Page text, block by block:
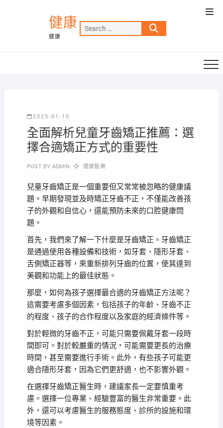
健康
健康
Search
…
2025-01-10
全面解析兒童牙齒矯正推薦：選
擇合適矯正方式的重要性
POST BY ADMIN 健康醫藥
兒童牙齒矯正是一個重要但又常常被忽略的健康議
題。早期發現並及時矯正牙齒不正，不僅能改善孩
子的外觀和自信心，還能預防未來的口腔健康問
題。
首先，我們來了解一下什麼是牙齒矯正。牙齒矯正
是通過使用各種設備和技術，如牙套、隱形牙套、
舌側矯正器等，來重新排列牙齒的位置，使其達到
美觀和功能上的最佳狀態。
那麼，如何為孩子選擇最合適的牙齒矯正方法呢？
這需要考慮多個因素，包括孩子的年齡、牙齒不正
的程度、孩子的合作程度以及家庭的經濟條件等。
對於輕微的牙齒不正，可能只需要佩戴牙套一段時
間即可。對於較嚴重的情況，可能需要更長的治療
時間，甚至需要進行手術。此外，有些孩子可能更
適合隱形牙套，因為它們更舒適，也不影響外觀。
在選擇牙齒矯正醫生時，建議家長一定要慎重考
慮。選擇一位專業、經驗豐富的醫生非常重要。此
外，還可以考慮醫生的服務態度、診所的設施和環
境等因素。